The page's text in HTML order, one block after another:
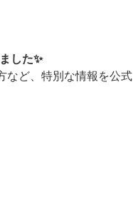
した✨
など、特別な情報を公式